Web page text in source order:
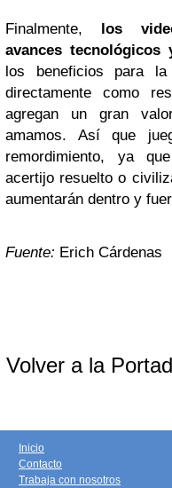
Finalmente, los
avances tecnológicos
los beneficios para
directamente como
agregan un gran
amamos. Así que
remordimiento, ya
acertijo resuelto o
aumentarán dentro y
Fuente: Erich Cárdenas
Volver a la
Inicio
Contacto
Trabaja con nosotros